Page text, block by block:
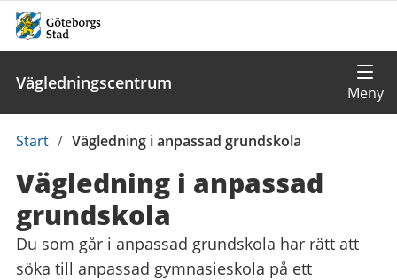
Vägledningscentrum
Du
här:
Start / Vägledning i anpassad grundskola
Vägledning i anpassad
grundskola
Du som går i anpassad grundskola har rätt att
söka till anpassad gymnasieskola på ett